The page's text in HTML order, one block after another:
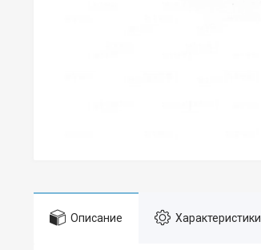
Описание Характеристики